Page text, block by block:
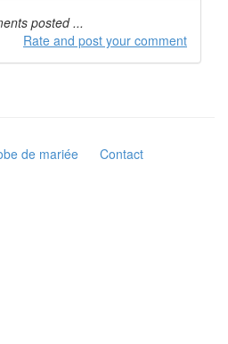
posted ...
Rate and post your comment
de mariée Contact